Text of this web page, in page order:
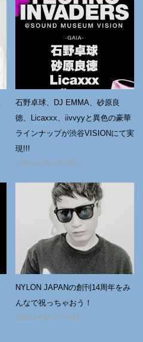
石野卓球、DJ EMMA、砂原良
徳、Licaxxx、iivvyyと異色の豪華
ラインナップが渋谷VISIONにて実
現!!!
2019.04.28 UP DATE
NYLON JAPANの創刊14周年をみ
んなで祝っちゃおう！
2018.04.26 UP DATE